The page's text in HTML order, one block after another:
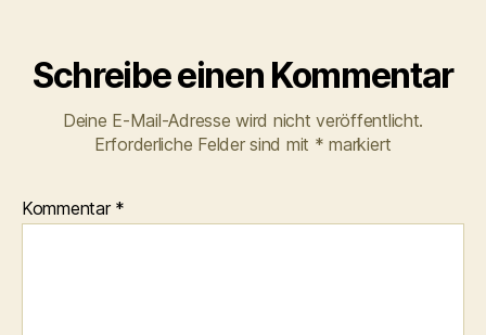
Schreibe einen Kommentar
Deine E-Mail-Adresse wird nicht veröffentlicht.
Erforderliche Felder sind mit * markiert
Kommentar *